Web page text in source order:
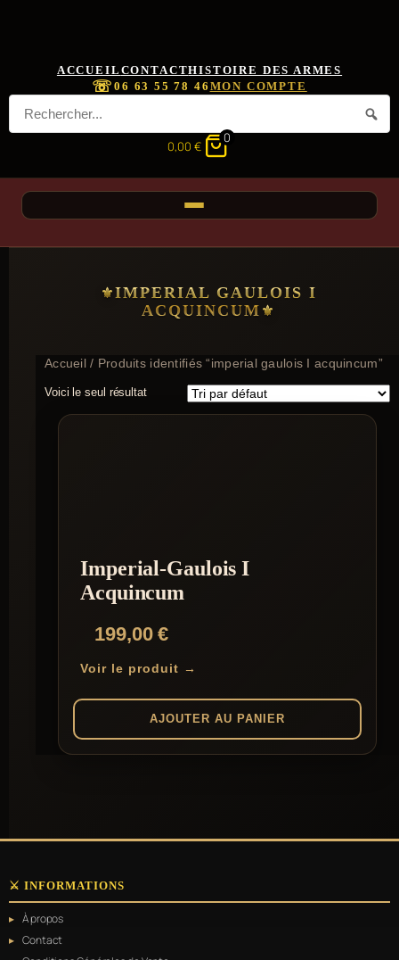
ACCUEIL CONTACTHISTOIRE DES ARMES
☏06 63 55 78 46 MON COMPTE
0,00 €
0
IMPERIAL GAULOIS I
ACQUINCUM
Accueil/ Produits identifiés “imperial gaulois I acquincum”
Voici le seul résultat
Imperial-Gaulois I
Acquincum
199,00€
Voir le produit →
AJOUTER AU PANIER
⚔️ INFORMATIONS
À propos
Contact